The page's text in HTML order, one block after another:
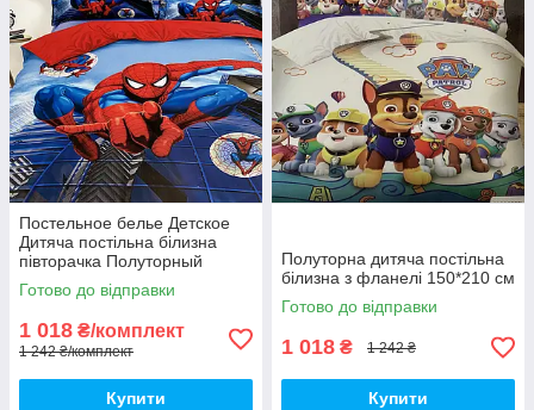
Постельное белье Детское
Дитяча постільна білизна
півторачка Полуторный
комплект.
Готово до відправки
1 018 ₴/комплект
1 242 ₴/комплект
Купити
Полуторна дитяча постільна
білизна з фланелі 150*210 см
Готово до відправки
1 018 ₴ 1 242 ₴
Купити